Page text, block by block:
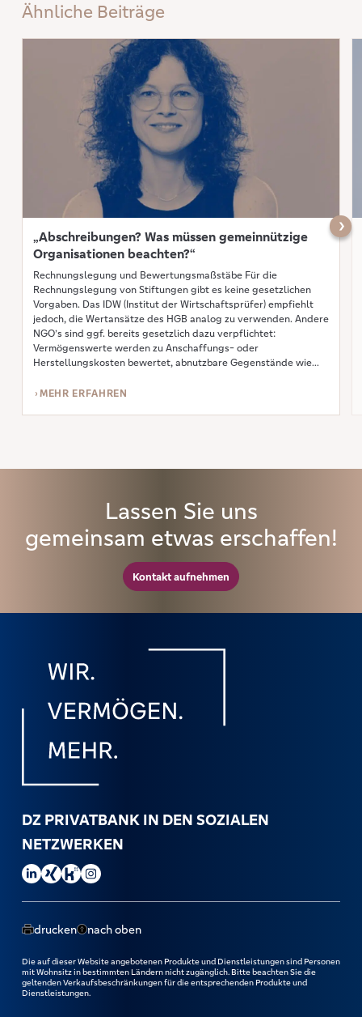
Ähnliche Beiträge
Mehr erfahren: „Abschreibungen? Was müssen gemeinnützige
„Abschreibungen? Was müssen gemeinnützige
Organisationen beachten?“
Rechnungslegung und Bewertungsmaßstäbe Für die
Rechnungslegung von Stiftungen gibt es keine gesetzlichen
Vorgaben. Das IDW (Institut der Wirtschaftsprüfer) empfiehlt
jedoch, die Wertansätze des HGB analog zu verwenden. Andere
NGO’s sind ggf. bereits gesetzlich dazu verpflichtet:
Vermögenswerte werden zu Anschaffungs- oder
Herstellungskosten bewertet, abnutzbare Gegenstände wie
Nutzungsdauer hierfür orientiert sich meist […]
MEHR ERFAHREN
Lassen Sie uns
gemeinsam etwas erschaffen!
Kontakt aufnehmen
DZ PRIVATBANK IN DEN SOZIALEN
NETZWERKEN
DZ PRIVATBANK auf LinkedIn besuchen.
DZ PRIVATBANK auf Xing besuchen.
DZ PRIVATBANK auf Kununu besuchen.
DZ PRIVATBANK auf Instagram besuchen.
drucken nach oben
Die auf dieser Website angebotenen Produkte und Dienstleistungen sind Personen
mit Wohnsitz in bestimmten Ländern nicht zugänglich. Bitte beachten Sie die
geltenden Verkaufsbeschränkungen für die entsprechenden Produkte und
Dienstleistungen.